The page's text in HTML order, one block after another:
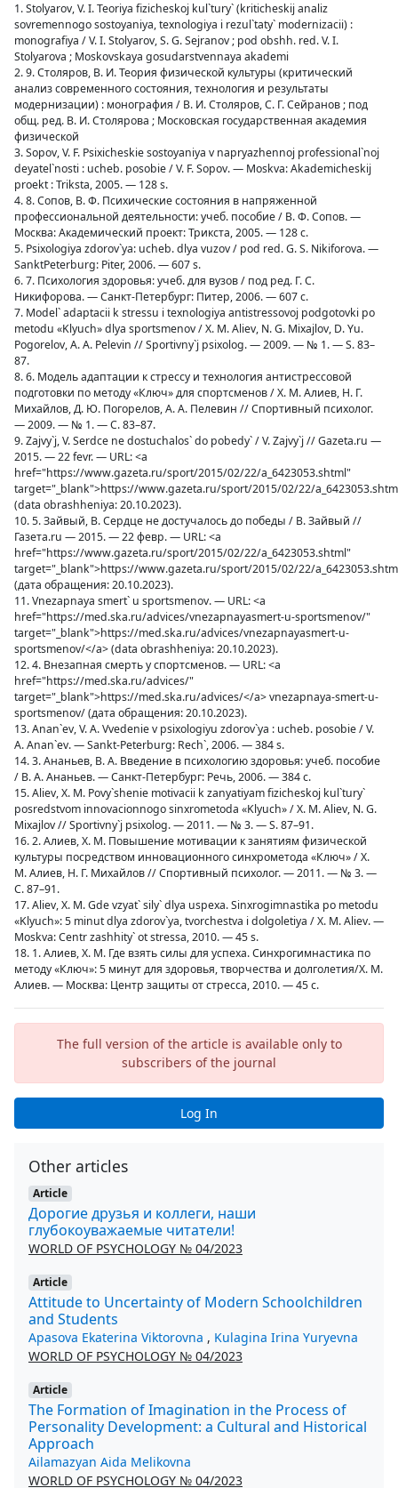
1. Stolyarov, V. I. Teoriya fizicheskoj kul`tury` (kriticheskij analiz
sovremennogo sostoyaniya, texnologiya i rezul`taty` modernizacii) :
monografiya / V. I. Stolyarov, S. G. Sejranov ; pod obshh. red. V. I.
Stolyarova ; Moskovskaya gosudarstvennaya akademi
2. 9. Столяров, В. И. Теория физической культуры (критический
анализ современного состояния, технология и результаты
модернизации) : монография / В. И. Столяров, С. Г. Сейранов ; под
общ. ред. В. И. Столярова ; Московская государственная академия
физической
3. Sopov, V. F. Psixicheskie sostoyaniya v napryazhennoj professional`noj
deyatel`nosti : ucheb. posobie / V. F. Sopov. — Moskva: Akademicheskij
proekt : Triksta, 2005. — 128 s.
4. 8. Сопов, В. Ф. Психические состояния в напряженной
профессиональной деятельности: учеб. пособие / В. Ф. Сопов. —
Москва: Академический проект: Трикста, 2005. — 128 с.
5. Psixologiya zdorov`ya: ucheb. dlya vuzov / pod red. G. S. Nikiforova. —
SanktPeterburg: Piter, 2006. — 607 s.
6. 7. Психология здоровья: учеб. для вузов / под ред. Г. С.
Никифорова. — Санкт-Петербург: Питер, 2006. — 607 с.
7. Model` adaptacii k stressu i texnologiya antistressovoj podgotovki po
metodu «Klyuch» dlya sportsmenov / X. M. Aliev, N. G. Mixajlov, D. Yu.
Pogorelov, A. A. Pelevin // Sportivny`j psixolog. — 2009. — № 1. — S. 83–
87.
8. 6. Модель адаптации к стрессу и технология антистрессовой
подготовки по методу «Ключ» для спортсменов / Х. М. Алиев, Н. Г.
Михайлов, Д. Ю. Погорелов, А. А. Пелевин // Спортивный психолог.
— 2009. — № 1. — С. 83–87.
9. Zajvy`j, V. Serdce ne dostuchalos` do pobedy` / V. Zajvy`j // Gazeta.ru —
2015. — 22 fevr. — URL: <a
href="https://www.gazeta.ru/sport/2015/02/22/a_6423053.shtml"
target="_blank">https://www.gazeta.ru/sport/2015/02/22/
(data obrashheniya: 20.10.2023).
10. 5. Зайвый, В. Сердце не достучалось до победы / В. Зайвый //
Газета.ru — 2015. — 22 февр. — URL: <a
href="https://www.gazeta.ru/sport/2015/02/22/a_6423053.shtml"
target="_blank">https://www.gazeta.ru/sport/2015/02/22/
(дата обращения: 20.10.2023).
11. Vnezapnaya smert` u sportsmenov. — URL: <a
href="https://med.ska.ru/advices/vnezapnayasmert-u-sportsmenov/"
target="_blank">https://med.ska.ru/advices/vnezapnayasmert-u-
sportsmenov/</a> (data obrashheniya: 20.10.2023).
12. 4. Внезапная смерть у спортсменов. — URL: <a
href="https://med.ska.ru/advices/"
target="_blank">https://med.ska.ru/advices/</a> vnezapnaya-smert-u-
sportsmenov/ (дата обращения: 20.10.2023).
13. Anan`ev, V. A. Vvedenie v psixologiyu zdorov`ya : ucheb. posobie / V.
A. Anan`ev. — Sankt-Peterburg: Rech`, 2006. — 384 s.
14. 3. Ананьев, В. А. Введение в психологию здоровья: учеб. пособие
/ В. А. Ананьев. — Санкт-Петербург: Речь, 2006. — 384 с.
15. Aliev, X. M. Povy`shenie motivacii k zanyatiyam fizicheskoj kul`tury`
posredstvom innovacionnogo sinxrometoda «Klyuch» / X. M. Aliev, N. G.
Mixajlov // Sportivny`j psixolog. — 2011. — № 3. — S. 87–91.
16. 2. Алиев, Х. М. Повышение мотивации к занятиям физической
культуры посредством инновационного синхрометода «Ключ» / Х.
М. Алиев, Н. Г. Михайлов // Спортивный психолог. — 2011. — № 3. —
С. 87–91.
17. Aliev, X. M. Gde vzyat` sily` dlya uspexa. Sinxrogimnastika po metodu
«Klyuch»: 5 minut dlya zdorov`ya, tvorchestva i dolgoletiya / X. M. Aliev. —
Moskva: Centr zashhity` ot stressa, 2010. — 45 s.
18. 1. Алиев, Х. М. Где взять силы для успеха. Синхрогимнастика по
методу «Ключ»: 5 минут для здоровья, творчества и долголетия/Х. М.
Алиев. — Москва: Центр защиты от стресса, 2010. — 45 с.
The full version of the article is available only to
subscribers of the journal
Log In
Other articles
Article
Дорогие друзья и коллеги, наши
глубокоуважаемые читатели!
WORLD OF PSYCHOLOGY № 04/2023
Article
Attitude to Uncertainty of Modern Schoolchildren
and Students
Apasova Ekaterina Viktorovna , Kulagina Irina Yuryevna
WORLD OF PSYCHOLOGY № 04/2023
Article
The Formation of Imagination in the Process of
Personality Development: a Cultural and Historical
Approach
Ailamazyan Aida Melikovna
WORLD OF PSYCHOLOGY № 04/2023